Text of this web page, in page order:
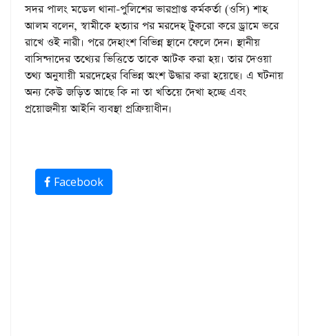
সদর পালং মডেল থানা-পুলিশের ভারপ্রাপ্ত কর্মকর্তা (ওসি) শাহ
আলম বলেন, স্বামীকে হত্যার পর মরদেহ টুকরো করে ড্রামে ভরে
রাখে ওই নারী। পরে দেহাংশ বিভিন্ন স্থানে ফেলে দেন। স্থানীয়
বাসিন্দাদের তথ্যের ভিত্তিতে তাকে আটক করা হয়। তার দেওয়া
তথ্য অনুযায়ী মরদেহের বিভিন্ন অংশ উদ্ধার করা হয়েছে। এ ঘটনায়
অন্য কেউ জড়িত আছে কি না তা খতিয়ে দেখা হচ্ছে এবং
প্রয়োজনীয় আইনি ব্যবস্থা প্রক্রিয়াধীন।
Facebook